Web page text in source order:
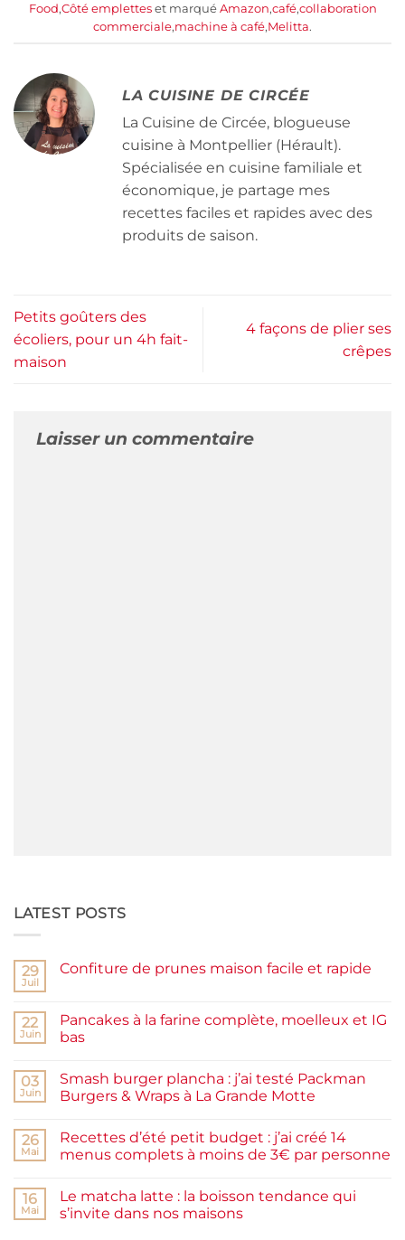
Food,Côté empletteset marqué Amazon,café,collaboration
commerciale,machine à café,Melitta.
LA CUISINE DE CIRCÉE
La Cuisine de Circée, blogueuse
cuisine à Montpellier (Hérault).
Spécialisée en cuisine familiale et
économique, je partage mes
recettes faciles et rapides avec des
produits de saison.
Petits goûters des
écoliers, pour un 4h fait-
maison
4 façons de plier ses
crêpes
Laisser un commentaire
LATEST POSTS
29
Juil
Confiture de prunes maison facile et rapide
Confiture
de
prunes
et
rapide
22
Juin
Pancakes à la farine complète, moelleux et IG
bas
sur
Pancakes
à
complète,
moelleux
et
03
Juin
Smash burger plancha : j’ai testé Packman
Burgers & Wraps à La Grande Motte
sur
Smash
burger
testé
Packman
Burgers &
26
Mai
Recettes d’été petit budget : j’ai créé 14
menus complets à moins de 3€ par personne
sur
Recettes
d’été
16
Mai
Le matcha latte : la boisson tendance qui
s’invite dans nos maisons